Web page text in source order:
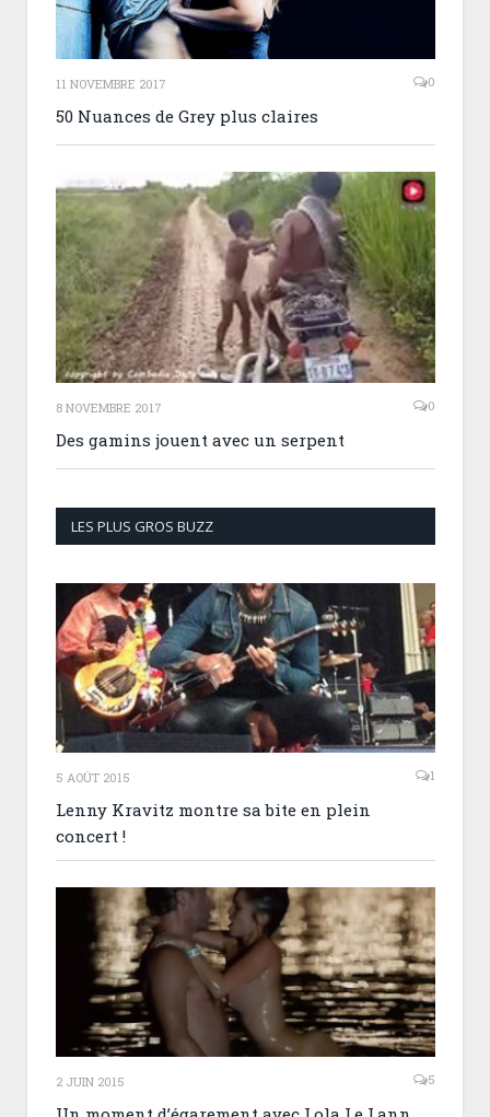
11 NOVEMBRE 2017 0
50 Nuances de Grey plus claires
8 NOVEMBRE 2017 0
Des gamins jouent avec un serpent
LES PLUS GROS BUZZ
5 AOÛT 2015 1
Lenny Kravitz montre sa bite en plein
concert !
2 JUIN 2015 5